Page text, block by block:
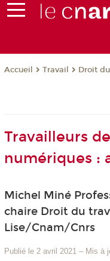
Accueil Travail Droit
Travailleurs
numériques :
Michel Miné
chaire Droit du
Lise/Cnam/Cnrs
Publié le 2 avril 2021 – Mis à